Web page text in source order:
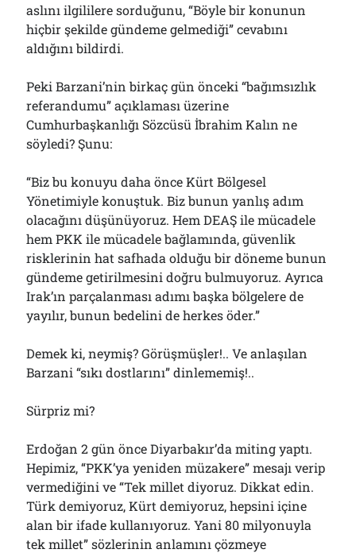
aslını ilgililere sorduğunu, “Böyle bir konunun
hiçbir şekilde gündeme gelmediği” cevabını
aldığını bildirdi.
Peki Barzani’nin birkaç gün önceki “bağımsızlık
referandumu” açıklaması üzerine
Cumhurbaşkanlığı Sözcüsü İbrahim Kalın ne
söyledi? Şunu:
“Biz bu konuyu daha önce Kürt Bölgesel
Yönetimiyle konuştuk. Biz bunun yanlış adım
olacağını düşünüyoruz. Hem DEAŞ ile mücadele
hem PKK ile mücadele bağlamında, güvenlik
risklerinin hat safhada olduğu bir döneme bunun
gündeme getirilmesini doğru bulmuyoruz. Ayrıca
Irak’ın parçalanması adımı başka bölgelere de
yayılır, bunun bedelini de herkes öder.”
Demek ki, neymiş? Görüşmüşler!.. Ve anlaşılan
Barzani “sıkı dostlarını” dinlememiş!..
Sürpriz mi?
Erdoğan 2 gün önce Diyarbakır’da miting yaptı.
Hepimiz, “PKK’ya yeniden müzakere” mesajı verip
vermediğini ve “Tek millet diyoruz. Dikkat edin.
Türk demiyoruz, Kürt demiyoruz, hepsini içine
alan bir ifade kullanıyoruz. Yani 80 milyonuyla
tek millet” sözlerinin anlamını çözmeye